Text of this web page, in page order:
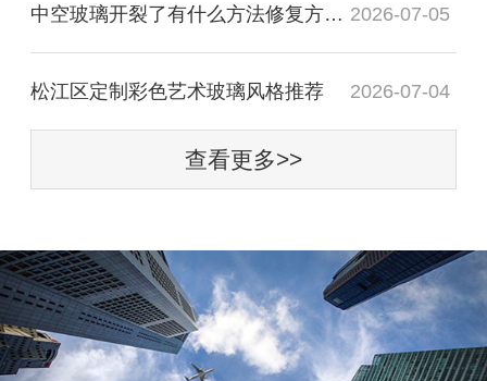
中空玻璃开裂了有什么方法修复方法？ 2026-07-05
松江区定制彩色艺术玻璃风格推荐 2026-07-04
查看更多>>